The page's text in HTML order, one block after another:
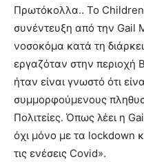
Πρωτόκολλα.. Το
συνέντευξη από την Gail
νοσοκόμα κατά τη
εργαζόταν στην περιοχή
ήταν είναι γνωστό ότι
συμμορφούμενους
Πολιτείες. Όπως λέει η
όχι μόνο με τα lockdown
τις ενέσεις Covid».